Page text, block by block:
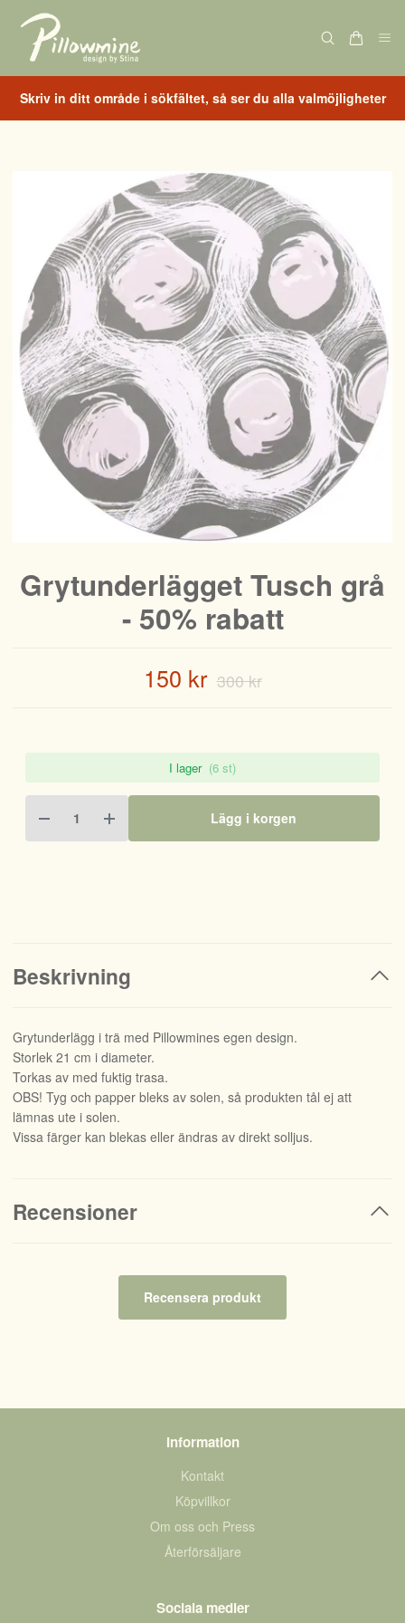
Skriv in ditt område i sökfältet, så ser du alla valmöjligheter
Grytunderlägget Tusch grå
- 50% rabatt
150 kr 300 kr
I lager (6 st)
Lägg i korgen
Beskrivning
Grytunderlägg i trä med Pillowmines egen design.
Storlek 21 cm i diameter.
Torkas av med fuktig trasa.
OBS! Tyg och papper bleks av solen, så produkten tål ej att
lämnas ute i solen.
Vissa färger kan blekas eller ändras av direkt solljus.
Recensioner
Recensera produkt
Information
Kontakt
Köpvillkor
Om oss och Press
Återförsäljare
Sociala medier